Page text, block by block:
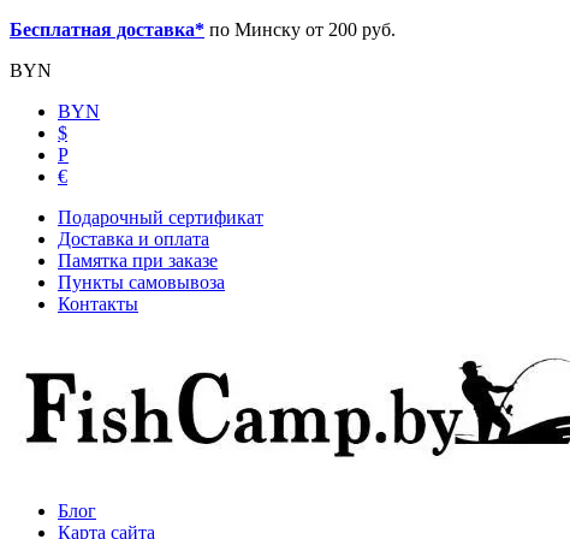
Бесплатная доставка* по Минску от 200 руб.
BYN
BYN
$
Р
€
Подарочный сертификат
Доставка и оплата
Памятка при заказе
Пункты самовывоза
Контакты
Блог
Карта сайта